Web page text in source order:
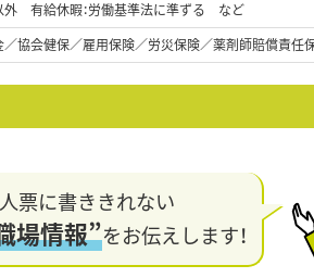
外 有給休暇：労働基準法に準ずる など
／協会健保／雇用保険／労災保険／薬剤師賠償責任
票に書ききれない
場情報”をお伝えします！